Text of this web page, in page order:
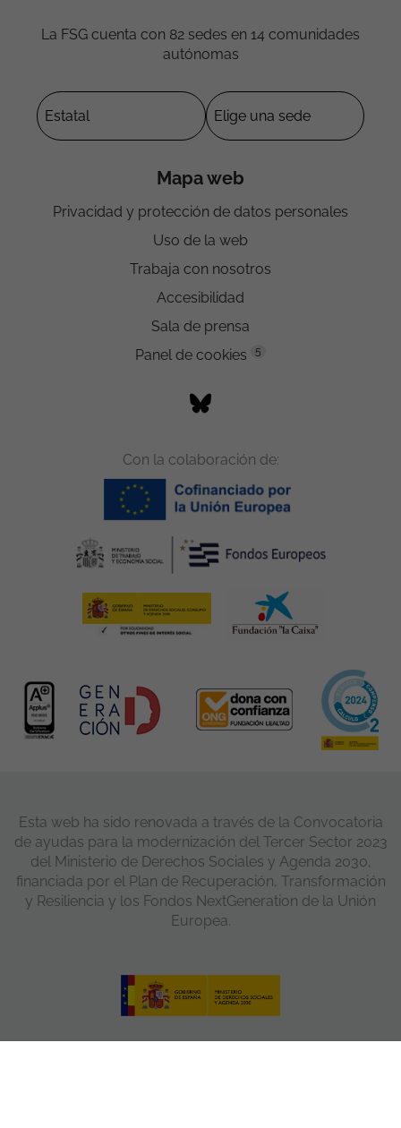
La FSG cuenta con 82 sedes en 14 comunidades
autónomas
Mapa web
Privacidad y protección de datos personales
Uso de la web
Trabaja con nosotros
Accesibilidad
Sala de prensa
Panel de cookies
5
Con la colaboración de:
Esta web ha sido renovada a través de la Convocatoria
de ayudas para la modernización del Tercer Sector 2023
del Ministerio de Derechos Sociales y Agenda 2030,
financiada por el Plan de Recuperación, Transformación
y Resiliencia y los Fondos NextGeneration de la Unión
Europea.